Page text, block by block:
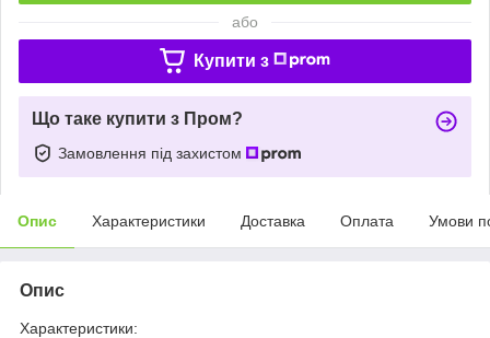
або
Купити з
Що таке купити з Пром?
Замовлення під захистом
Опис Характеристики Доставка Оплата Умови
Опис
Характеристики: